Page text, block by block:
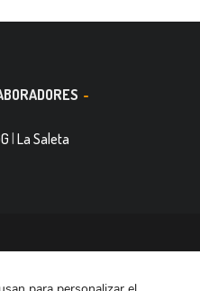
|La Saleta
es un negocio mundial de
la vida de las personas.